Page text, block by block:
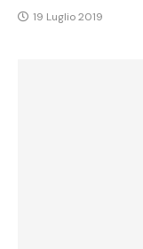
19 Luglio 2019